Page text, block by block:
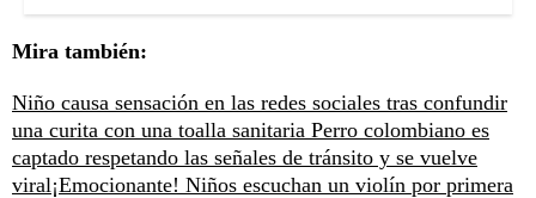
Mira también:
Niño causa sensación en las redes sociales tras confundir
una curita con una toalla sanitaria Perro colombiano es
captado respetando las señales de tránsito y se vuelve
viral¡Emocionante! Niños escuchan un violín por primera